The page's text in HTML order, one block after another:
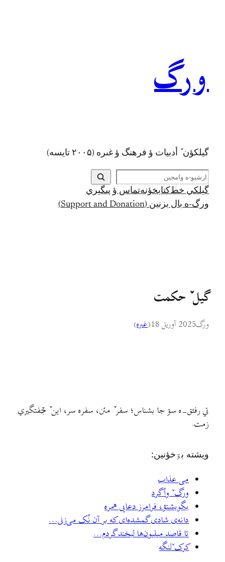
ورگ
گيلکؤن ٚ أدبیات ؤ فرهنگ ؤ غىره (۲۰۰۵ تايسه)
ج
س
ت
ج
گيلکي خط کتابخؤنهتماس ؤ پىگيري
ورگ-ه بال بزنين (Support and Donation)
گيل ٚ حکمت
ورگ2025 آوریل 18 (غىره)
تي رفئق-ه سۊ جا بشناس؛ سفر ٚ مئن، سفره سر، اين ٚ جٚفتگيري
زمت.
ويشته بۊخؤنين:
می عذاب
ورگˇ وأگرد
بگوبشتؤ، فرامرز دعایی همره
دانه‌ی شادی گمشده‌ای که بر آن نُک می‌زنی…
تا قاصد میلیون‌ها لبخند گردم…
کرکˇلنگه